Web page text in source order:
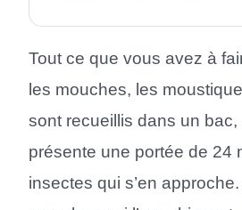
Tout ce que vous avez à
les mouches, les
sont recueillis dans un bac,
présente une portée de 24
insectes qui s’en